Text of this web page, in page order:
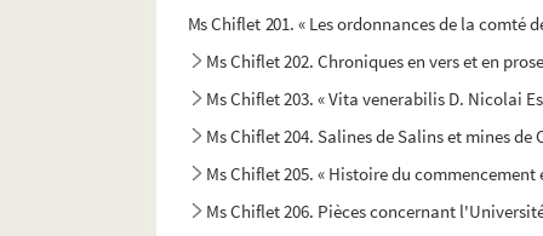
Ms Chiflet 201. « Les ordonnances de la
Ms Chiflet 202. Chroniques en vers et en
Ms Chiflet 203. « Vita venerabilis D. Nicolai
Ms Chiflet 204. Salines de Salins et mines
Ms Chiflet 205. « Histoire du
Ms Chiflet 206. Pièces concernant